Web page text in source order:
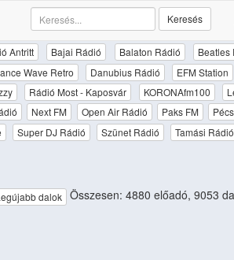
Keresés
Antritt Bajai Rádió Balaton Rádió Beatles
Wave Retro Danubius Rádió EFM Station
Rádió Most - Kaposvár KORONAfm100
Next FM Open Air Rádió Paks FM
Super DJ Rádió Szünet Rádió Tamási Rádió
dalok Összesen: 4880 előadó, 9053